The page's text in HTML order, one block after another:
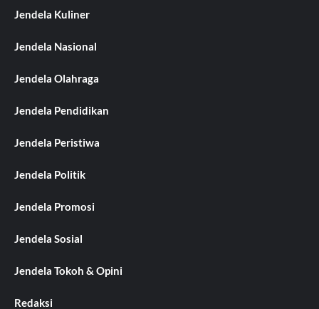
Jendela Kuliner
Jendela Nasional
Jendela Olahraga
Jendela Pendidikan
Jendela Peristiwa
Jendela Politik
Jendela Promosi
Jendela Sosial
Jendela Tokoh & Opini
Redaksi